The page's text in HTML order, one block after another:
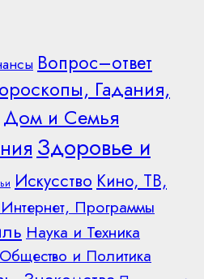
Вопрос–ответ
Гадания,
Дом и Семья
Здоровье и
Искусство Кино, ТВ,
Программы
Наука и Техника
Общество и Политика